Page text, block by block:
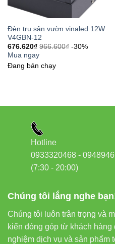
Đèn trụ sân vườn vinaled 12W
V4GBN-12
676.620₫ 966.600₫ -30%
Mua ngay
Đang bán chạy
Chúng tôi lắng nghe
Chúng tôi luôn trân trọng và
kiến đóng góp từ khách hàng
nghiệm dịch vụ và sản phẩm
Hotline
0933320468 -
(7:30 - 20:00)